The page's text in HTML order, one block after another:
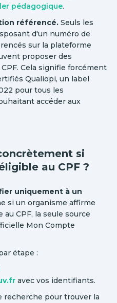
pédagogique.
référencé. Seuls les
d'un numéro de
sur la plateforme
proposer des
Cela signifie forcément
Qualiopi, un label
pour tous les
accéder aux
si
au CPF ?
uniquement à un
si un organisme affirme
CPF, la seule source
Mon Compte
étape :
avec vos identifiants.
recherche pour trouver la